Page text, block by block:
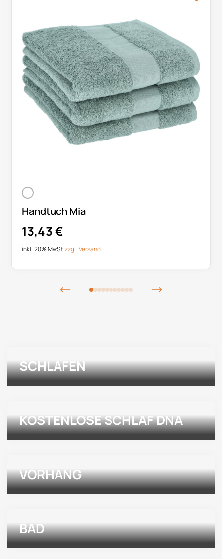
Handtuch Mia
13,43€
inkl. 20% MwSt.zzgl. Versand
SCHLAFEN
KOSTENLOSE SCHLAF DNA
VORHANG
BAD